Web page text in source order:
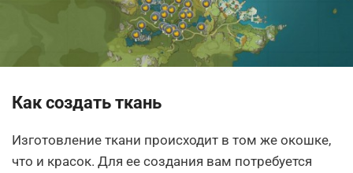
Как создать ткань
Изготовление ткани происходит в том же окошке,
что и красок. Для ее создания вам потребуется